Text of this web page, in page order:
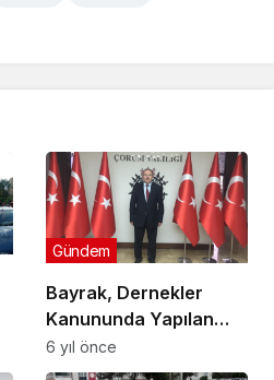
Bayrak, Dernekler
Kanununda Yapılan
Değişiklikleri Açıkladı
Gündem
6 yıl önce